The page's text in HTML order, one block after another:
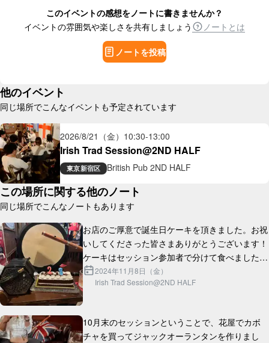
このイベントの感想をノートに書きませんか？
イベントの雰囲気や楽しさを共有しましょう
ノートとは
ノートを投稿
他のイベント
同じ場所でこんなイベントも予定されています
2026/8/21（金） 10:30-13:00
Irish Trad Session@2ND HALF
東京新宿区 British Pub 2ND HALF
この場所に関する他のノート
同じ場所でこんなノートもあります
お店のご厚意で誕生日ケーキを頂きました。お祝
いしてくださった皆さまありがとうございます！
ケーキはセッション参加者で分けて食べました！
これからも引き続き暖かいセッションを作ってい
こうと思います…！
2024年11月8日（金）
Irish Trad Session@2ND HALF
10月末のセッションということで、花屋でカボ
チャを買ってジャックオーランタンを作りまし